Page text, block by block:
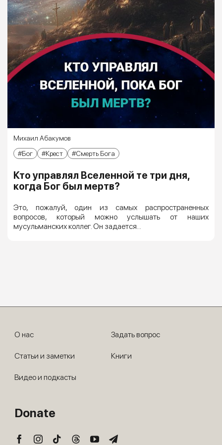
Михаил Абакумов
Бог
Крест Смерть Бога
Кто управлял Вселенной те три дня,
когда Бог был мертв?
Это, пожалуй, один из самых распространенных
вопросов, который можно услышать от наших
мусульманских коллег. Он задается...
О нас
Статьи и заметки
Видео и подкасты
Задать вопрос
Книги
Donate